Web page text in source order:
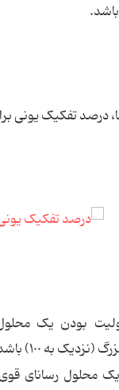
درصد تفکیک یونی
بودن یک
به ١٠٠) باشد.
محلول رسانای